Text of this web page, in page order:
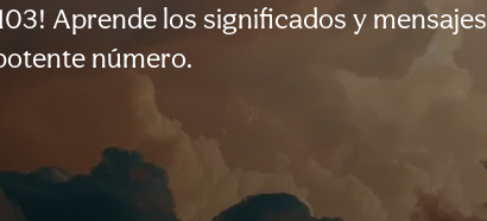
Aprende los significados y mensajes
número.